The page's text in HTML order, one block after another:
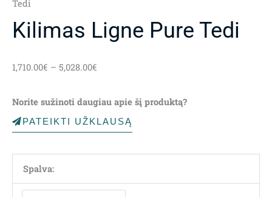
Tedi
Kilimas Ligne Pure Tedi
1,710.00€ – 5,028.00€
through
5,028.00€
Norite sužinoti daugiau apie šį produktą?
PATEIKTI UŽKLAUSĄ
Spalva: